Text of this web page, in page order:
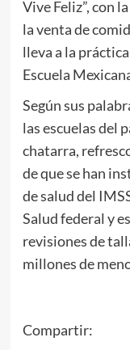
Vive Feliz”, con
la venta de
lleva a la
Escuela
Según sus
las escuelas del
chatarra,
de que se han
de salud del
Salud federal y
revisiones de
millones de
Compartir: